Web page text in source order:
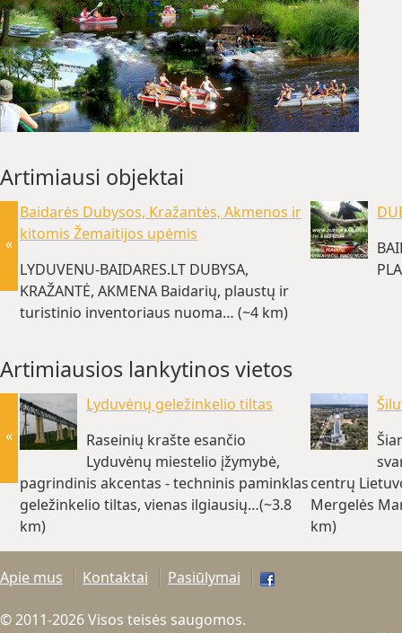
Artimiausi objektai
Baidarės Dubysos, Kražantės, Akmenos ir
kitomis Žemaitijos upėmis
LYDUVENU-BAIDARES.LT DUBYSA,
KRAŽANTĖ, AKMENA Baidarių, plaustų ir
turistinio inventoriaus nuoma… (~4 km)
«
Artimiausios lankytinos vietos
Lyduvėnų geležinkelio tiltas
Raseinių krašte esančio
Lyduvėnų miestelio įžymybė,
pagrindinis akcentas - techninis paminklas
geležinkelio tiltas, vienas ilgiausių…(~3.8
km)
centrų
Mergelės
km)
«
Apie mus Kontaktai Pasiūlymai
© 2011-2026 Visos teisės saugomos.